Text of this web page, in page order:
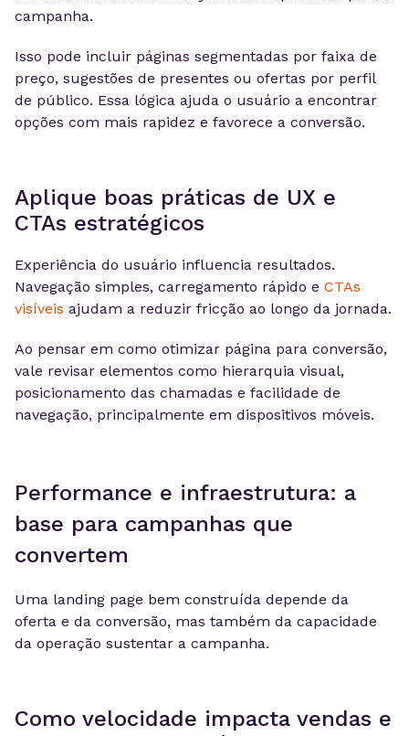
campanha.
Isso pode incluir páginas segmentadas por faixa de
preço, sugestões de presentes ou ofertas por perfil
de público. Essa lógica ajuda o usuário a encontrar
opções com mais rapidez e favorece a conversão.
Aplique boas práticas de UX e
CTAs estratégicos
Experiência do usuário influencia resultados.
Navegação simples, carregamento rápido e CTAs
visíveis ajudam a reduzir fricção ao longo da jornada.
Ao pensar em como otimizar página para conversão,
vale revisar elementos como hierarquia visual,
posicionamento das chamadas e facilidade de
navegação, principalmente em dispositivos móveis.
Performance e infraestrutura: a
base para campanhas que
convertem
Uma landing page bem construída depende da
oferta e da conversão, mas também da capacidade
da operação sustentar a campanha.
Como velocidade impacta vendas e